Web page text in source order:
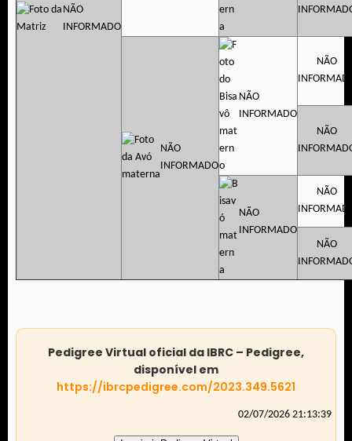
NÃO
INFORMADO
NÃO
INFORMADO
NÃO
INFORMADO
NÃO
NÃO
NÃO
INFORMADO
NÃO
NÃO
Pedigree Virtual oficial da IBRC – Pedigree,
disponível em
https://ibrcpedigree.com/2023.349.5621
02/07/2026 21:13:39